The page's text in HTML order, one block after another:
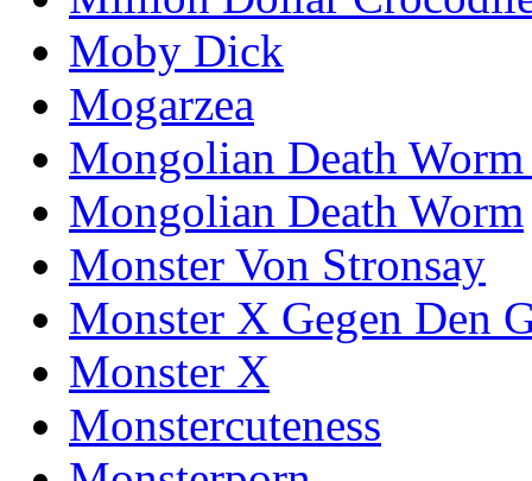
Moby Dick
Mogarzea
Mongolian Death
Mongolian Death Worm
Monster Von Stronsay
Monster X Gegen Den
Monster X
Monstercuteness